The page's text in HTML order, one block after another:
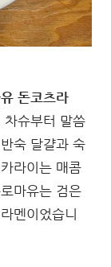
돈코츠라
차슈부터 말씀
숙 달걀과 숙
라이는 매콤
마유는 검은
멘이었습니